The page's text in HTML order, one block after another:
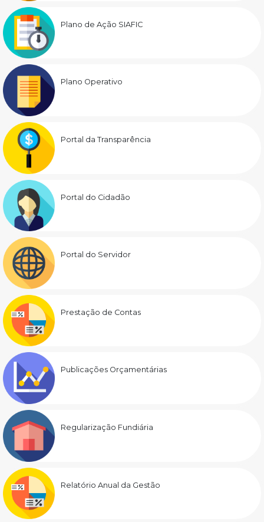
Plano de Ação SIAFIC
Plano Operativo
Portal da Transparência
Portal do Cidadão
Portal do Servidor
Prestação de Contas
Publicações Orçamentárias
Regularização Fundiária
Relatório Anual da Gestão